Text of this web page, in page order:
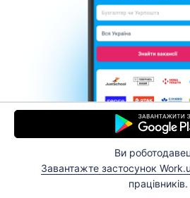
Ви
Завантажте застосунок
працівників.
Контакти Про нас
Допомога
© 2006–2026 Work.ua. Сервіс